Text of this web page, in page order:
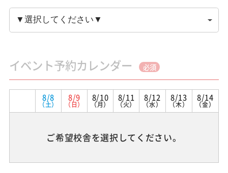
イベント予約カレンダー 必須
8/8
（土）
8/9
（日）
8/10
（月）
8/11
（火）
8/12
（水）
8/13
（木）
8/14
（金）
ご希望校舎を選択してください。